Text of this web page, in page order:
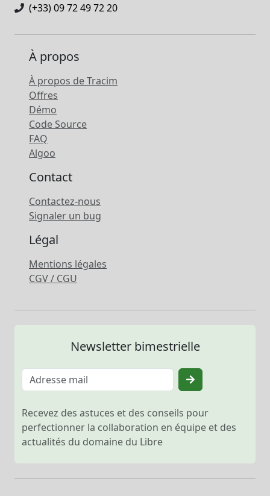
(+33) 09 72 49 72 20
À propos
À propos de Tracim
Offres
Démo
Code Source
FAQ
Algoo
Contact
Contactez-nous
Signaler un bug
Légal
Mentions légales
CGV / CGU
Newsletter bimestrielle
Recevez des astuces et des conseils pour
perfectionner la collaboration en équipe et des
actualités du domaine du Libre